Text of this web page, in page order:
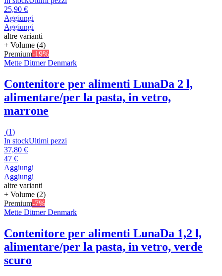
25,90 €
Aggiungi
Aggiungi
altre varianti
+ Volume (4)
Premium-19%
Mette Ditmer Denmark
Contenitore per alimenti LunaDa 2 l,
alimentare/per la pasta, in vetro,
marrone
(1)
In stockUltimi pezzi
37,80 €
47 €
Aggiungi
Aggiungi
altre varianti
+ Volume (2)
Premium-7%
Mette Ditmer Denmark
Contenitore per alimenti LunaDa 1,2 l,
alimentare/per la pasta, in vetro, verde
scuro